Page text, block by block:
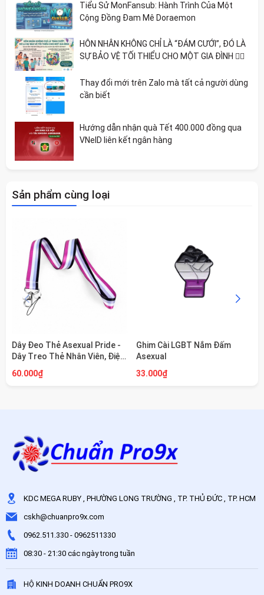
Tiểu Sử MonFansub: Hành Trình Của Một
Cộng Đồng Đam Mê Doraemon
HÔN NHÂN KHÔNG CHỈ LÀ “ĐÁM CƯỚI”, ĐÓ LÀ
SỰ BẢO VỆ TỐI THIỂU CHO MỘT GIA ĐÌNH 🏳️‍🌈
Thay đổi mới trên Zalo mà tất cả người dùng
cần biết
Hướng dẫn nhận quà Tết 400.000 đồng qua
VNeID liên kết ngân hàng
Sản phẩm cùng loại
Dây Đeo Thẻ Asexual Pride -
Dây Treo Thẻ Nhân Viên, Điện
Cấp Chuẩn Pro9x
60.000₫
Ghim Cài LGBT Nắm Đấm
Asexual
33.000₫
KDC MEGA RUBY , PHƯỜNG LONG TRƯỜNG , TP. THỦ ĐỨC , TP. HCM
cskh@chuanpro9x.com
0962.511.330 - 0962511330
08:30 - 21:30 các ngày trong tuần
HỘ KINH DOANH CHUẨN PRO9X